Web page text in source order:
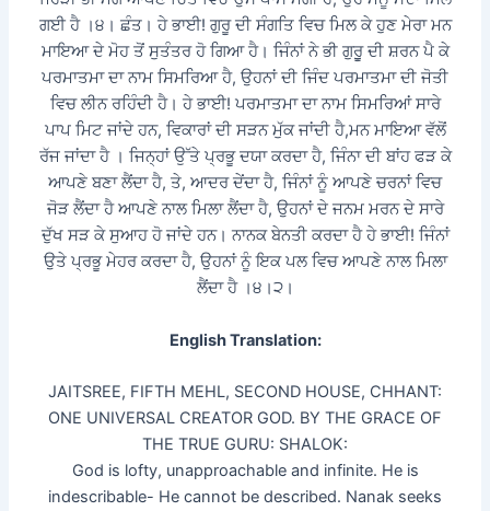
ਗਈ ਹੈ ।੪। ਛੰਤ। ਹੇ ਭਾਈ! ਗੁਰੂ ਦੀ ਸੰਗਤਿ ਵਿਚ ਮਿਲ ਕੇ ਹੁਣ ਮੇਰਾ ਮਨ
ਮਾਇਆ ਦੇ ਮੋਹ ਤੋਂ ਸੁਤੰਤਰ ਹੋ ਗਿਆ ਹੈ। ਜਿੰਨਾਂ ਨੇ ਭੀ ਗੁਰੁੂ ਦੀ ਸ਼ਰਨ ਪੈ ਕੇ
ਪਰਮਾਤਮਾ ਦਾ ਨਾਮ ਸਿਮਰਿਆ ਹੈ, ਉਹਨਾਂ ਦੀ ਜਿੰਦ ਪਰਮਾਤਮਾ ਦੀ ਜੋਤੀ
ਵਿਚ ਲੀਨ ਰਹਿੰਦੀ ਹੈ। ਹੇ ਭਾਈ! ਪਰਮਾਤਮਾ ਦਾ ਨਾਮ ਸਿਮਰਿਆਂ ਸਾਰੇ
ਪਾਪ ਮਿਟ ਜਾਂਦੇ ਹਨ, ਵਿਕਾਰਾਂ ਦੀ ਸੜਨ ਮੁੱਕ ਜਾਂਦੀ ਹੈ,ਮਨ ਮਾਇਆ ਵੱਲੋਂ
ਰੱਜ ਜਾਂਦਾ ਹੈ । ਜਿਨ੍ਹਾਂ ਉੱਤੇ ਪ੍ਰਭੂ ਦਯਾ ਕਰਦਾ ਹੈ, ਜਿੰਨਾ ਦੀ ਬਾਂਹ ਫੜ ਕੇ
ਆਪਣੇ ਬਣਾ ਲੈਂਦਾ ਹੈ, ਤੇ, ਆਦਰ ਦੇਂਦਾ ਹੈ, ਜਿੰਨਾਂ ਨੂੰ ਆਪਣੇ ਚਰਨਾਂ ਵਿਚ
ਜੋੜ ਲੈਂਦਾ ਹੈ ਆਪਣੇ ਨਾਲ ਮਿਲਾ ਲੈਂਦਾ ਹੈ, ਉਹਨਾਂ ਦੇ ਜਨਮ ਮਰਨ ਦੇ ਸਾਰੇ
ਦੁੱਖ ਸੜ ਕੇ ਸੁਆਹ ਹੋ ਜਾਂਦੇ ਹਨ। ਨਾਨਕ ਬੇਨਤੀ ਕਰਦਾ ਹੈ ਹੇ ਭਾਈ! ਜਿੰਨਾਂ
ਉਤੇ ਪ੍ਰਭੂ ਮੇਹਰ ਕਰਦਾ ਹੈ, ਉਹਨਾਂ ਨੂੰ ਇਕ ਪਲ ਵਿਚ ਆਪਣੇ ਨਾਲ ਮਿਲਾ
ਲੈਂਦਾ ਹੈ ।੪।੨।
English Translation:
JAITSREE, FIFTH MEHL, SECOND HOUSE, CHHANT:
ONE UNIVERSAL CREATOR GOD. BY THE GRACE OF
THE TRUE GURU: SHALOK:
God is lofty, unapproachable and infinite. He is
indescribable- He cannot be described. Nanak seeks